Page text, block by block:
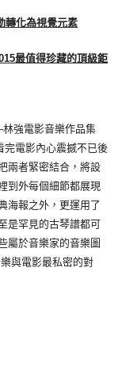
轉化為視覺元素
最值得珍藏的頂級鉅
強電影音樂作品集
完電影內心震撼不已後
兩者緊密結合，將設
到外每個細節都展現
海報之外，更運用了
是罕見的古琴譜都可
屬於音樂家的音樂圖
與電影最私密的對